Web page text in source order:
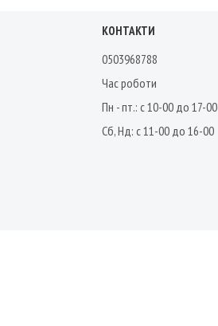
КОНТАКТИ
0503968788
Час роботи
Пн - пт.: с 10-00 до 17-00
Сб, Нд: с 11-00 до 16-00